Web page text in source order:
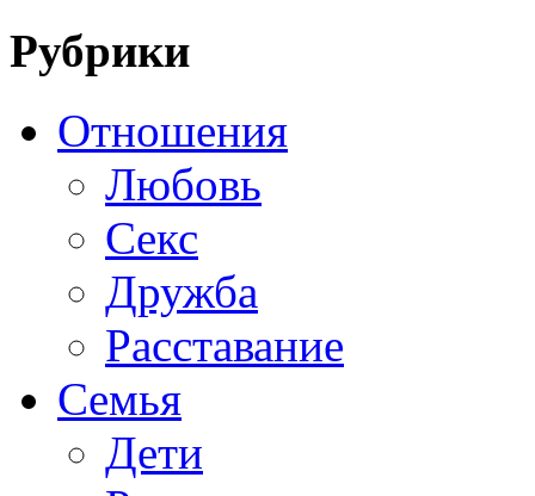
Рубрики
Отношения
Любовь
Секс
Дружба
Расставание
Семья
Дети